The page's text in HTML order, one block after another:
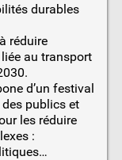
durables
réduire
au transport
d’un festival
publics et
les réduire
: